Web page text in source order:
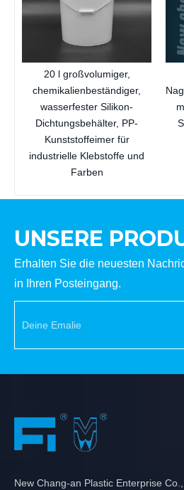
20 l großvolumiger,
chemikalienbeständiger,
wasserfester Silikon-
Dichtungsbehälter, PP-
Kunststoffeimer für
industrielle Klebstoffe und
Farben
UNSERE
Erhalten Sie die neuesten
in Ihren Posteingang.
New Chang-an Plastic Enterprise